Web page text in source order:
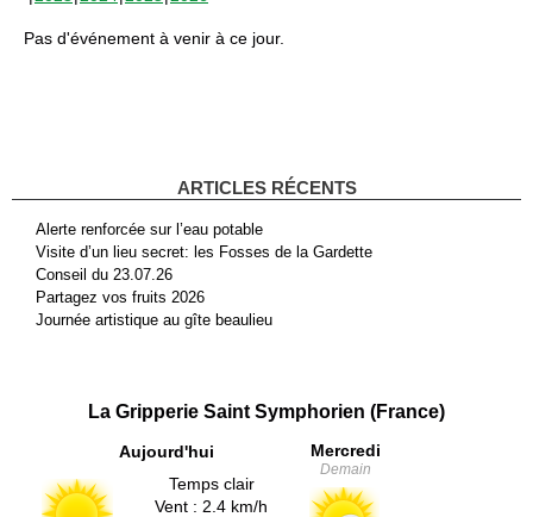
Pas d'événement à venir à ce jour.
ARTICLES RÉCENTS
Alerte renforcée sur l’eau potable
Visite d’un lieu secret: les Fosses de la Gardette
Conseil du 23.07.26
Partagez vos fruits 2026
Journée artistique au gîte beaulieu
La Gripperie Saint Symphorien (France)
Aujourd'hui
Temps clair
Vent : 2.4 km/h
Mercredi
Demain